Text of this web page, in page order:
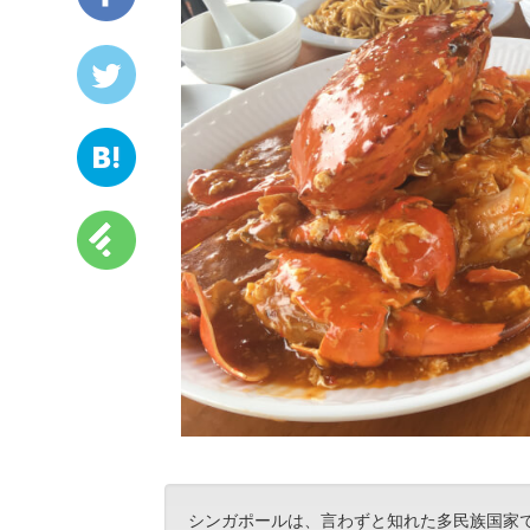
シンガポールは、言わずと知れた多民族国家